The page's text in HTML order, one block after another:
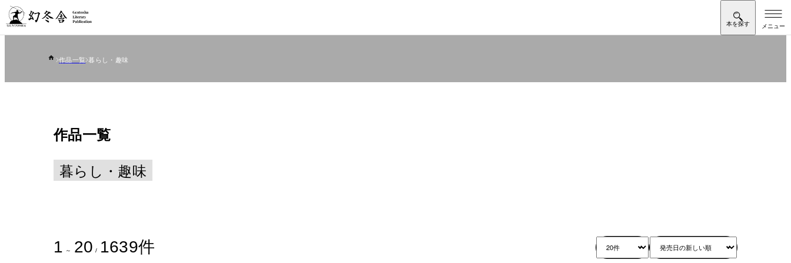
作品一覧 暮らし・趣味
作品一覧
暮らし・趣味
1 ～ 20 / 1639件